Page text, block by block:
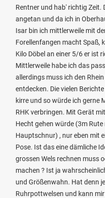
Rentner und hab' richtig Zeit.
angetan und da ich in
Isar bin ich mittlerweile mit
Forellenfangen macht Spaß,
Kilo Döbel an einer 5/6 er ist
Mittlerweile habe ich das
allerdings muss ich den
entdecken. Die vielen
kirre und so würde ich gerne
RHK verbringen. Mit Gerät
Hecht gehen würde (3m Rute
Hauptschnur) , nur eben mit
Pose. Ist das eine dämliche
grossen Wels rechnen muss
machen ? Ist ja
und Größenwahn. Hat denn
Ruhrpottwelsen und kann